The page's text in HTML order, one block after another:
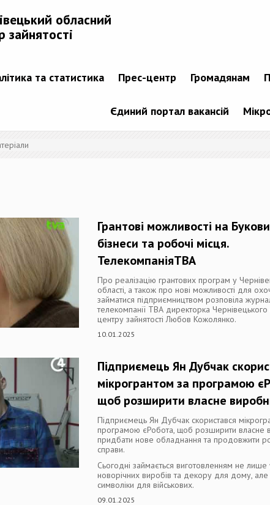
обласний
зайнятості
та статистика Прес-центр Громадянам
Єдиний портал вакансій
Грантові можливості на
бізнеси та робочі місця.
ТелекомпаніяТВА
Про реалізацію грантових програм у
області, а також про нові можливості для
займатися підприємництвом розповіла
телекомпанії ТВА директорка
центру зайнятості Любов Кожолянко.
10.01.2025
Підприємець Ян Дубчак
мікрогрантом за програмою
щоб розширити власне
Підприємець Ян Дубчак скористався
програмою єРобота, щоб розширити власне
придбати нове обладнання та продовжити
справи.
Сьогодні займається виготовленням не лише
новорічних виробів та декору для дому, але
символіки для військових.
09.01.2025